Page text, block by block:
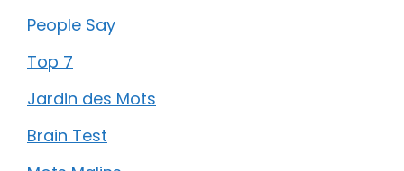
People Say
Top 7
Jardin des Mots
Brain Test